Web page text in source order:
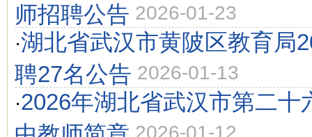
师招聘公告 2026-01-23
·湖北省武汉市黄陂区教育局
聘27名公告 2026-01-13
·2026年湖北省武汉市第二十
中教师简章 2026-01-12